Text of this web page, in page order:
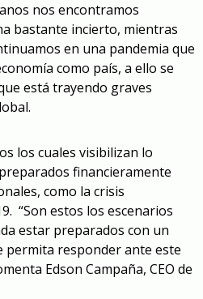
nos encontramos
bastante incierto, mientras
en una pandemia que
como país, a ello se
está trayendo graves
los cuales visibilizan lo
financieramente
como la crisis
“Son estos los escenarios
estar preparados con un
permita responder ante este
Edson Campaña, CEO de